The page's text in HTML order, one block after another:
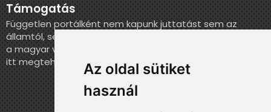
Az oldal sütiket
használ
Támogatás
Független portálként nem kapunk juttatást sem az
államtól, sem más szervezettől. Ha szeretnél segíteni
a magyar válogatott történelmének feldolgozásában,
itt megteheted.